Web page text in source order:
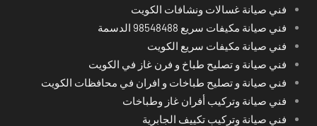
فني صيانة غسالات ونشافات الكويت
فني صيانة مكيفات سريع 98548488 الدسمة
فني صيانة مكيفات سريع الكويت
فني صيانة و تصليح طباخ و فرن غاز في الكويت
فني صيانة و تصليح طباخات و افران في محافظات الكويت
فني صيانة وتركيب أفران غاز وطباخات
فني صيانة وتركيب تكييف الجابرية